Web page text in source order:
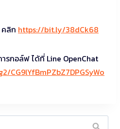
ลิก https://bit.ly/38dCk68
รกอล์ฟ ได้ที่ Line OpenChat
CG9lYfBmPZbZ7DPGSyWo